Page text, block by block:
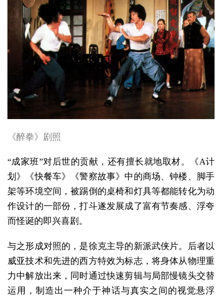
《醉拳》剧照
“成家班”对后世的贡献，还有擅长就地取材。《A计
划》《快餐车》《警察故事》中的商场、钟楼、脚手
架等环境空间，被踢倒的桌椅和灯具等都能转化为动
作设计的一部份，打斗遂发展成了富有节奏感、浮夸
而怪诞的即兴喜剧。
与之形成对照的，是徐克主导的新派武侠片。后者以
威亚技术和先进的西方特效为标志，将身体从物理重
力中解放出来，同时通过快速剪辑与局部慢镜头交替
运用，制造出一种介于神话与真实之间的视觉悬浮